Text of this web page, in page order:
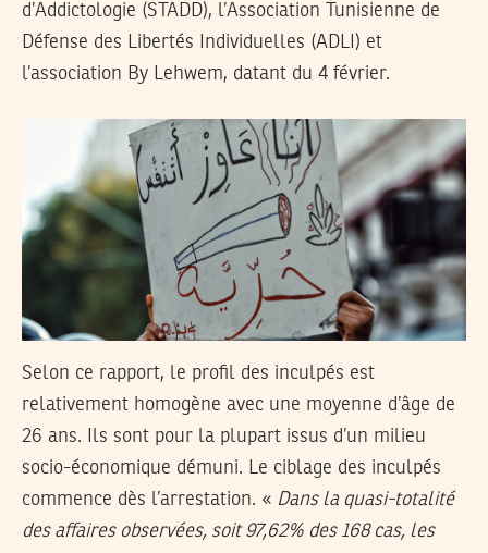
d’Addictologie (STADD), l’Association Tunisienne de
Défense des Libertés Individuelles (ADLI) et
l’association By Lehwem, datant du 4 février.
Selon ce rapport, le profil des inculpés est
relativement homogène avec une moyenne d’âge de
26 ans. Ils sont pour la plupart issus d’un milieu
socio-économique démuni. Le ciblage des inculpés
commence dès l’arrestation. « Dans la quasi-totalité
des affaires observées, soit 97,62% des 168 cas, les